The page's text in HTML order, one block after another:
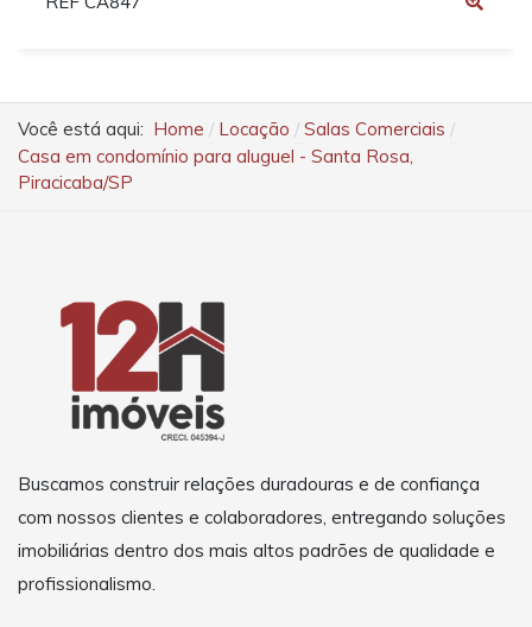
Você está aqui: Home Locação
Salas Comerciais
Casa em condomínio para aluguel - Santa Rosa,
Piracicaba/SP
Buscamos construir relações duradouras e de confiança
com nossos clientes e colaboradores, entregando soluções
imobiliárias dentro dos mais altos padrões de qualidade e
profissionalismo.